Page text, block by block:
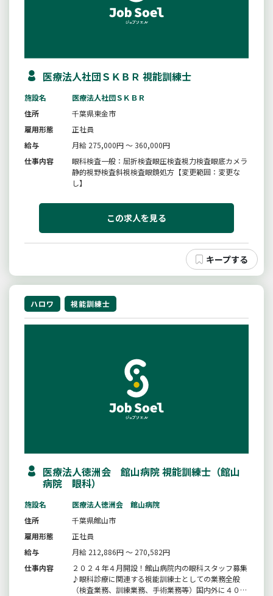
医療法人社団ＳＫＢＲ 視能訓練士
施設名
医療法人社団ＳＫＢＲ
住所
千葉県東金市
雇用形態
正社員
給与
月給 275,000円 ～ 360,000円
仕事内容
眼科検査一般：屈折検査眼圧検査視力検査眼底カメラ
静的視野検査斜視検査眼鏡処方【変更範囲：変更な
し】
この求人を見る
ハロワ 視能訓練士
医療法人徳洲会 館山病院 視能訓練士（館山
病院 眼科）
施設名
医療法人徳洲会 館山病院
住所
千葉県館山市
雇用形態
正社員
給与
月給 212,886円 ～ 270,582円
仕事内容
２０２４年４月開設！館山病院内の眼科スタッフ募集
♪眼科診療に関連する視能訓練士としての業務全般
（検査業務、訓練業務、手術業務等）国内外に４００